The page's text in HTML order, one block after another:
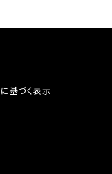
基づく表示